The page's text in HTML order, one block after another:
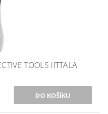
TOOLS IITTALA